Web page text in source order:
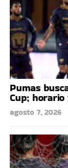
Pumas
Cup;
agosto 7, 2026